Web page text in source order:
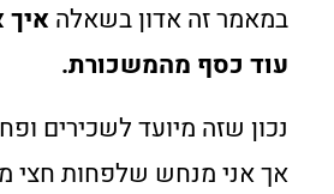
במאמר זה אדון בשאלהאיך
עוד כסף מהמשכורת.
נכון שזה מיועד לשכירים
אך אני מנחש שלפחות חצי